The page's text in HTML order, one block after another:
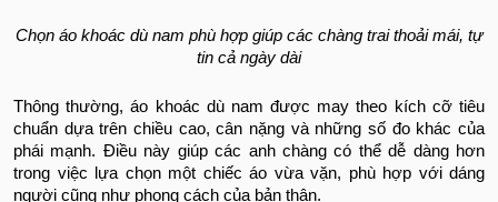
Chọn áo khoác dù nam phù hợp giúp các chàng trai thoải mái, tự
tin cả ngày dài
Thông thường, áo khoác dù nam được may theo kích cỡ tiêu
chuẩn dựa trên chiều cao, cân nặng và những số đo khác của
phái mạnh. Điều này giúp các anh chàng có thể dễ dàng hơn
trong việc lựa chọn một chiếc áo vừa vặn, phù hợp với dáng
người cũng như phong cách của bản thân.